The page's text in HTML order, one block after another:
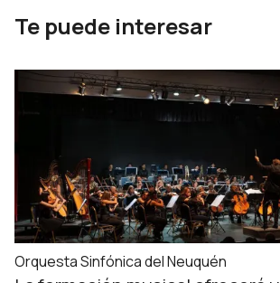
Te puede interesar
Orquesta Sinfónica del Neuquén